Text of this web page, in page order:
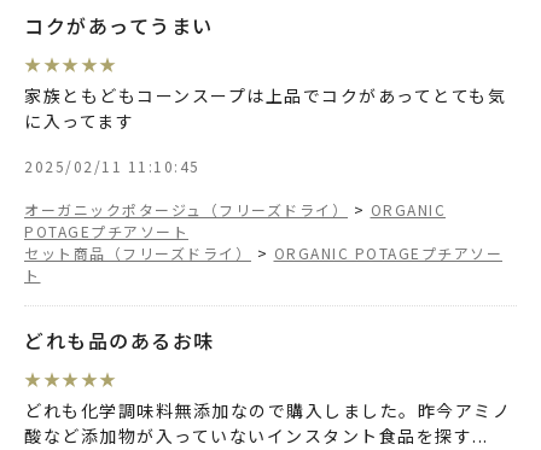
コクがあってうまい
★ ★★ ★★
家族ともどもコーンスープは上品でコクがあってとても気
に入ってます
2025/02/11 11:10:45
オーガニックポタージュ（フリーズドライ） > ORGANIC
POTAGEプチアソート
セット商品（フリーズドライ）
> ORGANIC POTAGEプチアソー
ト
どれも品のあるお味
★ ★★ ★★
どれも化学調味料無添加なので購入しました。昨今アミノ
酸など添加物が入っていないインスタント食品を探す...